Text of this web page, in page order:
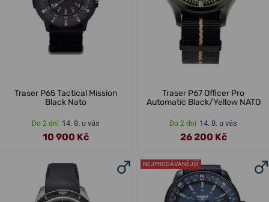
Traser P65 Tactical Mission
Black Nato
Do 2 dní 14. 8. u vás
10 900 Kč
Traser P67 Officer Pro
Automatic Black/Yellow NATO
Do 2 dní 14. 8. u vás
26 200 Kč
NEJPRODÁVANĚJŠÍ